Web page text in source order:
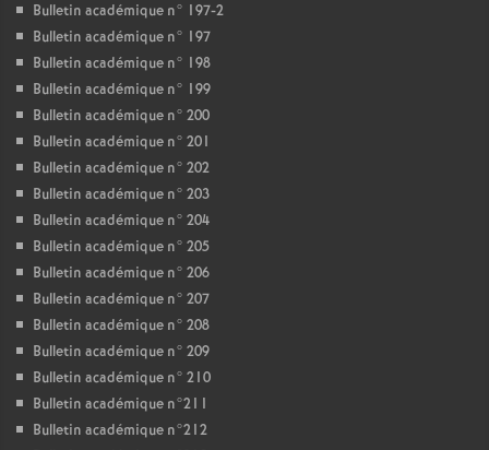
Bulletin académique n° 197-2
Bulletin académique n° 197
Bulletin académique n° 198
Bulletin académique n° 199
Bulletin académique n° 200
Bulletin académique n° 201
Bulletin académique n° 202
Bulletin académique n° 203
Bulletin académique n° 204
Bulletin académique n° 205
Bulletin académique n° 206
Bulletin académique n° 207
Bulletin académique n° 208
Bulletin académique n° 209
Bulletin académique n° 210
Bulletin académique n°211
Bulletin académique n°212